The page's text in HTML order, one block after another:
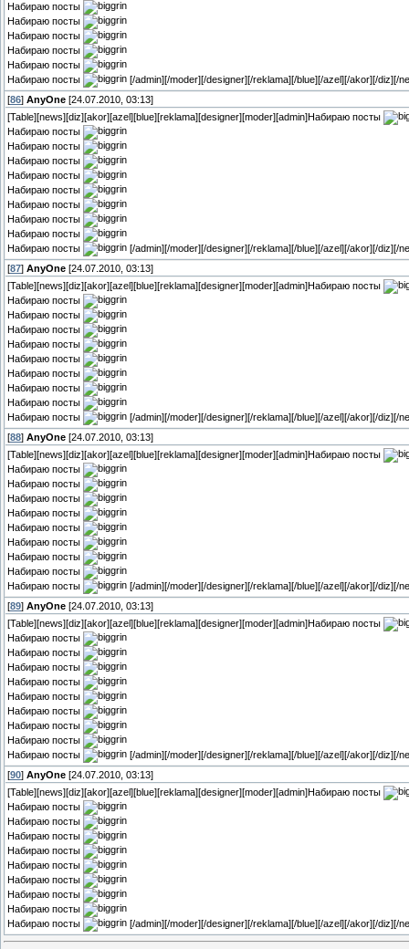
Набираю посты
Набираю посты
Набираю посты
Набираю посты
Набираю посты
Набираю посты
[/admin][/moder][/designer][/reklama][/blue][/azel][/akor][/diz][/
[86] AnyOne [24.07.2010, 03:13]
[Table][news][diz][akor][azel][blue][reklama][designer][moder][admin]Набираю посты
Набираю посты
Набираю посты
Набираю посты
Набираю посты
Набираю посты
Набираю посты
Набираю посты
Набираю посты
Набираю посты
[/admin][/moder][/designer][/reklama][/blue][/azel][/akor][/diz][/
[87] AnyOne [24.07.2010, 03:13]
[Table][news][diz][akor][azel][blue][reklama][designer][moder][admin]Набираю посты
Набираю посты
Набираю посты
Набираю посты
Набираю посты
Набираю посты
Набираю посты
Набираю посты
Набираю посты
Набираю посты
[/admin][/moder][/designer][/reklama][/blue][/azel][/akor][/diz][/
[88] AnyOne [24.07.2010, 03:13]
[Table][news][diz][akor][azel][blue][reklama][designer][moder][admin]Набираю посты
Набираю посты
Набираю посты
Набираю посты
Набираю посты
Набираю посты
Набираю посты
Набираю посты
Набираю посты
Набираю посты
[/admin][/moder][/designer][/reklama][/blue][/azel][/akor][/diz][/
[89] AnyOne [24.07.2010, 03:13]
[Table][news][diz][akor][azel][blue][reklama][designer][moder][admin]Набираю посты
Набираю посты
Набираю посты
Набираю посты
Набираю посты
Набираю посты
Набираю посты
Набираю посты
Набираю посты
Набираю посты
[/admin][/moder][/designer][/reklama][/blue][/azel][/akor][/diz][/
[90] AnyOne [24.07.2010, 03:13]
[Table][news][diz][akor][azel][blue][reklama][designer][moder][admin]Набираю посты
Набираю посты
Набираю посты
Набираю посты
Набираю посты
Набираю посты
Набираю посты
Набираю посты
Набираю посты
Набираю посты
[/admin][/moder][/designer][/reklama][/blue][/azel][/akor][/diz][/